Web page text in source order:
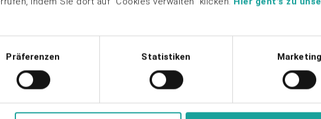
Präferenzen Statistiken Marketing
Web-Seminar Aufzeichnung
Redispatch-Entschädigungen 2026 - Wer